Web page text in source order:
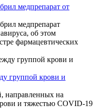
медпрепарат от
медпрепарат
об этом
фармацевтических
группой крови и
направленных на
и тяжестью COVID-19